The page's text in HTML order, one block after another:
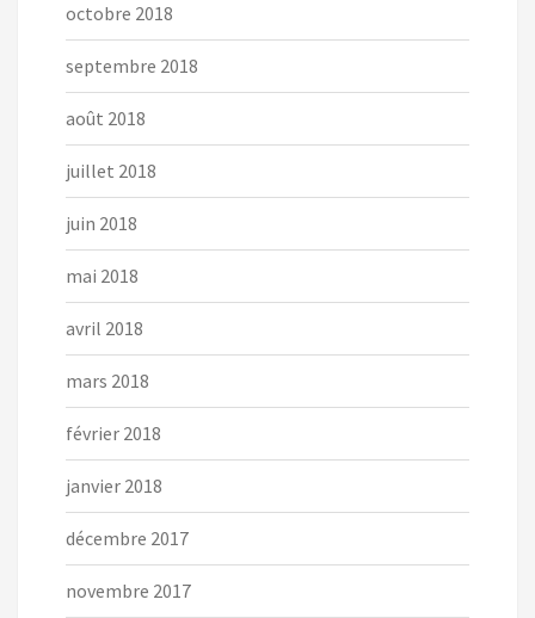
octobre 2018
septembre 2018
août 2018
juillet 2018
juin 2018
mai 2018
avril 2018
mars 2018
février 2018
janvier 2018
décembre 2017
novembre 2017